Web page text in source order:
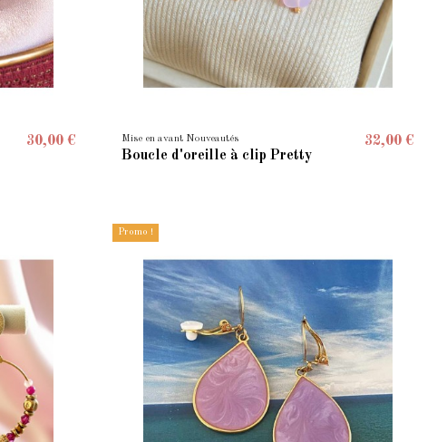
30,00 € Mise en avant Nouveautés
Boucle d'oreille à clip Pretty
32,00 €
Promo !